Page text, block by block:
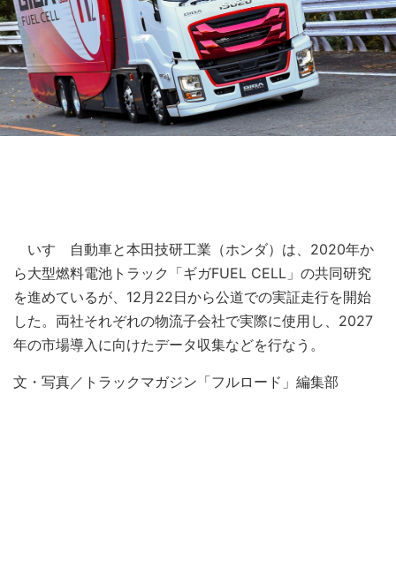
いすゞ自動車と本田技研工業（ホンダ）は、2020年か
ら大型燃料電池トラック「ギガFUEL CELL」の共同研究
を進めているが、12月22日から公道での実証走行を開始
した。両社それぞれの物流子会社で実際に使用し、2027
年の市場導入に向けたデータ収集などを行なう。
文・写真／トラックマガジン「フルロード」編集部